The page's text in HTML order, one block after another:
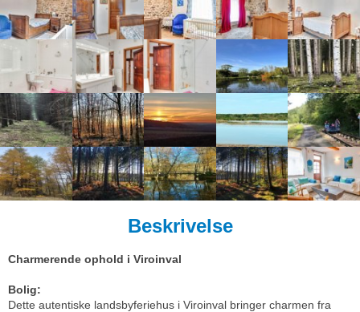
Beskrivelse
Charmerende ophold i Viroinval
Bolig:
Dette autentiske landsbyferiehus i Viroinval bringer charmen fra